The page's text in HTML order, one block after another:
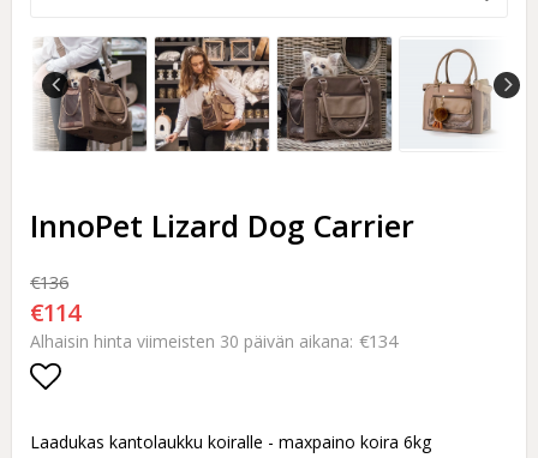
InnoPet Lizard Dog Carrier
€136
€114
Alhaisin hinta viimeisten 30 päivän aikana €134
Add to list of favorites
Laadukas kantolaukku koiralle - maxpaino koira 6kg